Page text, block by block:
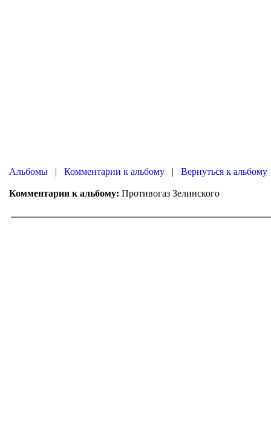
| | Вернуться к альбому
Противогаз Зелинского